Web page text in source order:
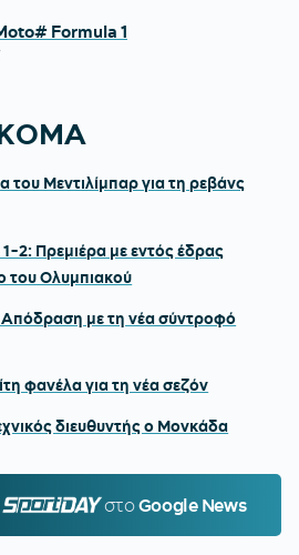
# Formula 1
του Μεντιλίμπαρ για τη ρεβάνς
2: Πρεμιέρα με εντός έδρας
του Ολυμπιακού
Απόδραση με τη νέα σύντροφό
φανέλα για τη νέα σεζόν
διευθυντής ο Μονκάδα
SPORTDAY.GR
στοGoogle News